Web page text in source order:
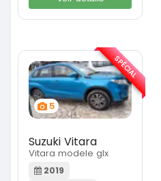
5
Suzuki Vitara
Vitara modele glx
2019
SPÉCIAL